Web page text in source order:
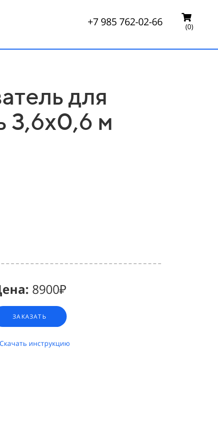
+7 985 762-02-66 (0)
для
3,6х0,6 м
8900₽
ЗАКАЗАТЬ
Скачать инструкцию